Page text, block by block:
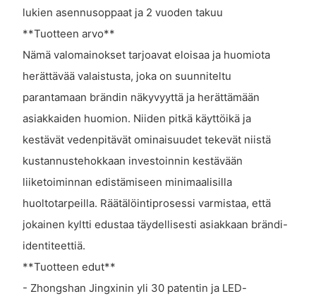
lukien asennusoppaat ja 2 vuoden takuu
**Tuotteen arvo**
Nämä valomainokset tarjoavat eloisaa ja huomiota
herättävää valaistusta, joka on suunniteltu
parantamaan brändin näkyvyyttä ja herättämään
asiakkaiden huomion. Niiden pitkä käyttöikä ja
kestävät vedenpitävät ominaisuudet tekevät niistä
kustannustehokkaan investoinnin kestävään
liiketoiminnan edistämiseen minimaalisilla
huoltotarpeilla. Räätälöintiprosessi varmistaa, että
jokainen kyltti edustaa täydellisesti asiakkaan brändi-
identiteettiä.
**Tuotteen edut**
- Zhongshan Jingxinin yli 30 patentin ja LED-